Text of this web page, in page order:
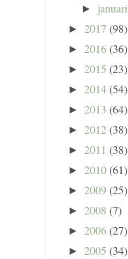
► januari
► 2017 (98)
► 2016(36)
► 2015 (23)
► 2014(54)
► 2013 (64)
► 2012(38)
► 2011 (38)
► 2010(61)
► 2009(25)
► 2008 (7)
► 2006(27)
► 2005 (34)